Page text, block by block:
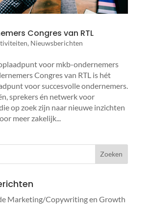
Congres van RTL
, Nieuwsberichten
voor mkb-ondernemers
Congres van RTL is hét
voor succesvolle ondernemers.
sprekers én netwerk voor
op zoek zijn naar nieuwe inzichten
meer zakelijk...
Marketing/Copywriting en Growth